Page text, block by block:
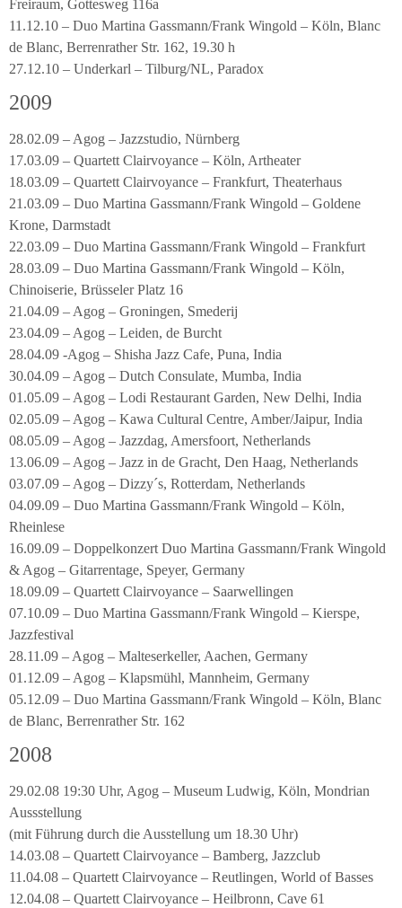
Freiraum, Gottesweg 116a
11.12.10 – Duo Martina Gassmann/Frank Wingold – Köln, Blanc
de Blanc, Berrenrather Str. 162, 19.30 h
27.12.10 – Underkarl – Tilburg/NL, Paradox
2009
28.02.09 – Agog – Jazzstudio, Nürnberg
17.03.09 – Quartett Clairvoyance – Köln, Artheater
18.03.09 – Quartett Clairvoyance – Frankfurt, Theaterhaus
21.03.09 – Duo Martina Gassmann/Frank Wingold – Goldene
Krone, Darmstadt
22.03.09 – Duo Martina Gassmann/Frank Wingold – Frankfurt
28.03.09 – Duo Martina Gassmann/Frank Wingold – Köln,
Chinoiserie, Brüsseler Platz 16
21.04.09 – Agog – Groningen, Smederij
23.04.09 – Agog – Leiden, de Burcht
28.04.09 -Agog – Shisha Jazz Cafe, Puna, India
30.04.09 – Agog – Dutch Consulate, Mumba, India
01.05.09 – Agog – Lodi Restaurant Garden, New Delhi, India
02.05.09 – Agog – Kawa Cultural Centre, Amber/Jaipur, India
08.05.09 – Agog – Jazzdag, Amersfoort, Netherlands
13.06.09 – Agog – Jazz in de Gracht, Den Haag, Netherlands
03.07.09 – Agog – Dizzy´s, Rotterdam, Netherlands
04.09.09 – Duo Martina Gassmann/Frank Wingold – Köln,
Rheinlese
16.09.09 – Doppelkonzert Duo Martina Gassmann/Frank Wingold
& Agog – Gitarrentage, Speyer, Germany
18.09.09 – Quartett Clairvoyance – Saarwellingen
07.10.09 – Duo Martina Gassmann/Frank Wingold – Kierspe,
Jazzfestival
28.11.09 – Agog – Malteserkeller, Aachen, Germany
01.12.09 – Agog – Klapsmühl, Mannheim, Germany
05.12.09 – Duo Martina Gassmann/Frank Wingold – Köln, Blanc
de Blanc, Berrenrather Str. 162
2008
29.02.08 19:30 Uhr, Agog – Museum Ludwig, Köln, Mondrian
Aussstellung
(mit Führung durch die Ausstellung um 18.30 Uhr)
14.03.08 – Quartett Clairvoyance – Bamberg, Jazzclub
11.04.08 – Quartett Clairvoyance – Reutlingen, World of Basses
12.04.08 – Quartett Clairvoyance – Heilbronn, Cave 61